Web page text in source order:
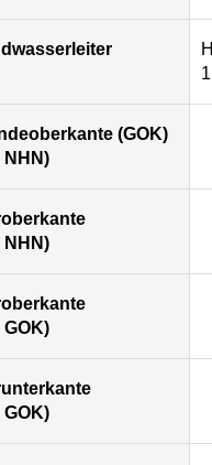
(GOK)
NHN)
NHN)
GOK)
GOK)